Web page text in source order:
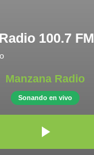
100.7 FM
Manzana Radio
Sonando en vivo